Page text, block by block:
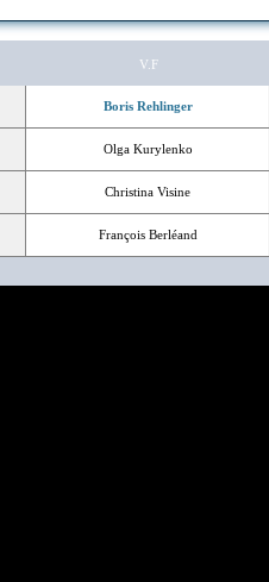
V.F
Boris Rehlinger
Olga Kurylenko
Christina Visine
François Berléand